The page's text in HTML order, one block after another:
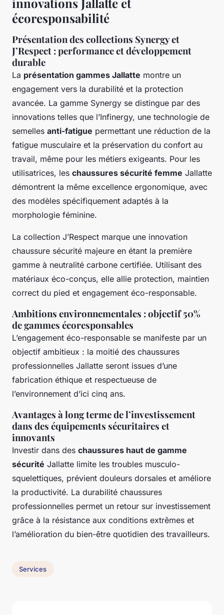
écoresponsabilité
Présentation des collections Synergy et
J’Respect : performance et développement
durable
La présentation gammes Jallatte montre un
engagement vers la durabilité et la protection
avancée. La gamme Synergy se distingue par des
innovations telles que l’Infinergy, une technologie de
semelles anti-fatigue permettant une réduction de la
fatigue musculaire et la préservation du confort au
travail, même pour les métiers exigeants. Pour les
utilisatrices, les chaussures sécurité femme Jallatte
démontrent la même excellence ergonomique, avec
des modèles spécifiquement adaptés à la
morphologie féminine.
La collection J’Respect marque une innovation
chaussure sécurité majeure en étant la première
gamme à neutralité carbone certifiée. Utilisant des
matériaux éco-conçus, elle allie protection, maintien
correct du pied et engagement éco-responsable.
Ambitions environnementales : objectif 50%
de gammes écoresponsables
L’engagement éco-responsable se manifeste par un
objectif ambitieux : la moitié des chaussures
professionnelles Jallatte seront issues d’une
fabrication éthique et respectueuse de
l’environnement d’ici cinq ans.
Avantages à long terme de l’investissement
dans des équipements sécuritaires et
innovants
Investir dans des chaussures haut de gamme
sécurité Jallatte limite les troubles musculo-
squelettiques, prévient douleurs dorsales et améliore
la productivité. La durabilité chaussures
professionnelles permet un retour sur investissement
grâce à la résistance aux conditions extrêmes et
l’amélioration du bien-être quotidien des travailleurs.
Services